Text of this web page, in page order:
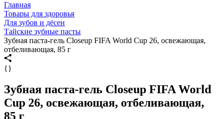
Главная
Товары для здоровья
Для зубов и дёсен
Тайские зубные пасты
Зубная паста-гель Closeup FIFA World Cup 26, освежающая,
отбеливающая, 85 г
{}
Зубная паста-гель Closeup FIFA World
Cup 26, освежающая, отбеливающая,
85 г